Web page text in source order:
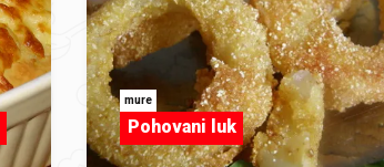
mure
Pohovani luk